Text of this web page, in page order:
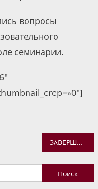
вопросы
семинарии.
ЗАВЕРШИЛОСЬ ОБУЧЕНИЕ НА КУРСАХ ПОВЫШЕНИЯ КВАЛИФИКАЦИИ СВЯЩЕННОСЛУЖИТЕЛЕЙ
Найти: